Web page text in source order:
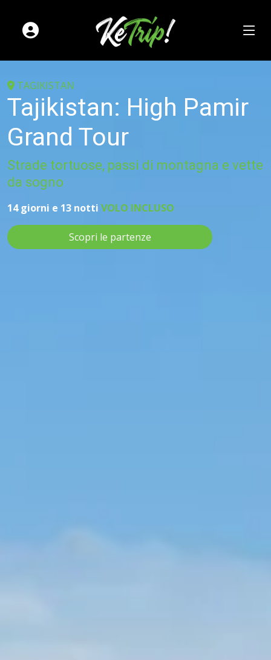
TAGIKISTAN
Tajikistan: High Pamir
Grand Tour
Strade tortuose, passi di montagna e vette
da sogno
14 giorni e 13 notti VOLO INCLUSO